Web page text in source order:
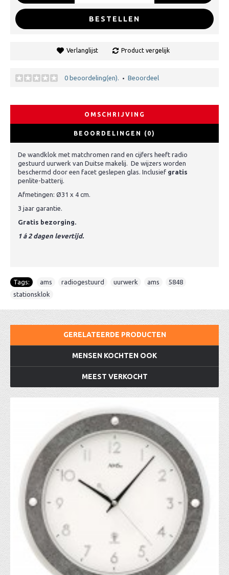
BESTELLEN
Verlanglijst Product vergelijk
0 beoordeling(en). • Beoordeel
OMSCHRIJVING
BEOORDELINGEN (0)
De wandklok met matchromen rand en cijfers heeft radio
gestuurd uurwerk van Duitse makelij. De wijzers worden
beschermd door een facet geslepen glas. Inclusief gratis
penlite-batterij.
Afmetingen: Ø31 x 4 cm.
3 jaar garantie.
Gratis bezorging.
1 á 2 dagen levertijd.
Tags: ams radiogestuurd uurwerk ams 5848
stationsklok
GERELATEERDE PRODUCTEN
MENSEN KOCHTEN OOK
MEEST VERKOCHT